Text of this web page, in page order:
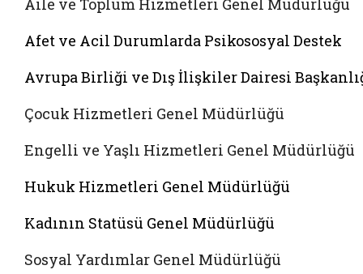
Aile ve Toplum Hizmetleri Genel Müdürlüğü
Afet ve Acil Durumlarda Psikososyal Destek
Avrupa Birliği ve Dış İlişkiler Dairesi
Çocuk Hizmetleri Genel Müdürlüğü
Engelli ve Yaşlı Hizmetleri Genel Müdürlüğü
Hukuk Hizmetleri Genel Müdürlüğü
Kadının Statüsü Genel Müdürlüğü
Sosyal Yardımlar Genel Müdürlüğü